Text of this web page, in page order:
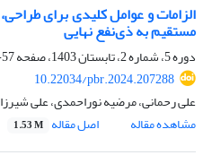
الزامات و عوامل کلیدی برای
مستقیم به ذی‌نفع نهایی
دوره 5، شماره 2، تابستان 1403، صفحه
57-95
10.22034/pbr.2024.207288
علی رحمانی، مرضیه نوراحمدی، علی
مشاهده مقاله
اصل مقاله 1.53 M